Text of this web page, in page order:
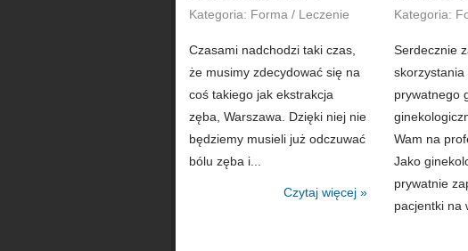
Kategoria: Forma / Leczenie
Czasami nadchodzi taki czas,
że musimy zdecydować się na
coś takiego jak ekstrakcja
zęba, Warszawa. Dzięki niej nie
będziemy musieli już odczuwać
bólu zęba i...
Czytaj więcej »
Kategoria:
Serdecznie
skorzystania
prywatnego
Wam na
Jako
prywatnie
pacjentki na